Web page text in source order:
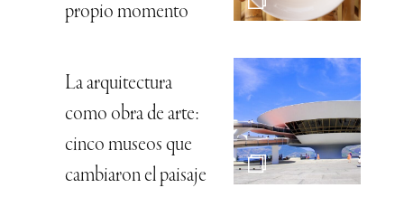
propio momento
La arquitectura
como obra de arte:
cinco museos que
cambiaron el paisaje